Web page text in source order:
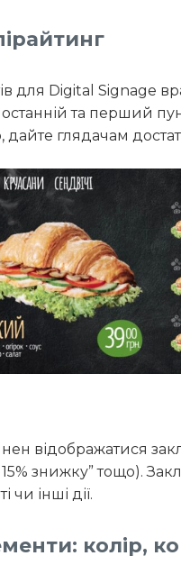
для Digital Signage
та перший
глядачам
відображатися
знижку” тощо).
чи інші дії.
колір,